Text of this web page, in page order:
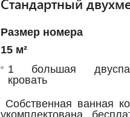
Размер номера
15 м²
1 большая
кровать
Собственная ванная
укомплектована